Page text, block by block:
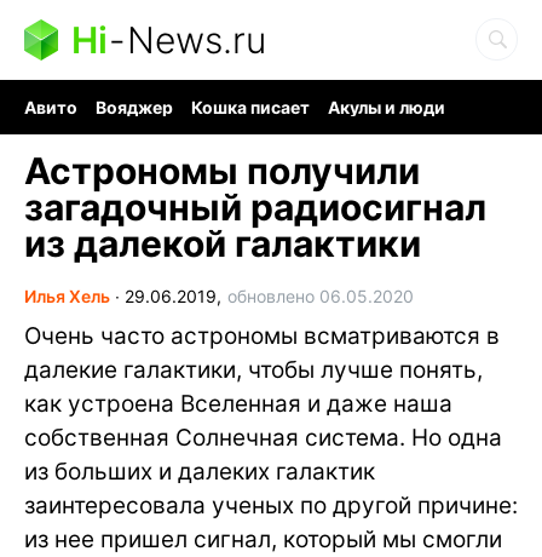
Hi-News.ru
Авито Вояджер Кошка писает
Акулы и люди
Астрономы получили
загадочный радиосигнал
из далекой галактики
Илья Хель ∙ 29.06.2019, обновлено 06.05.2020
Очень часто астрономы всматриваются в
далекие галактики, чтобы лучше понять,
как устроена Вселенная и даже наша
собственная Солнечная система. Но одна
из больших и далеких галактик
заинтересовала ученых по другой причине:
из нее пришел сигнал, который мы смогли